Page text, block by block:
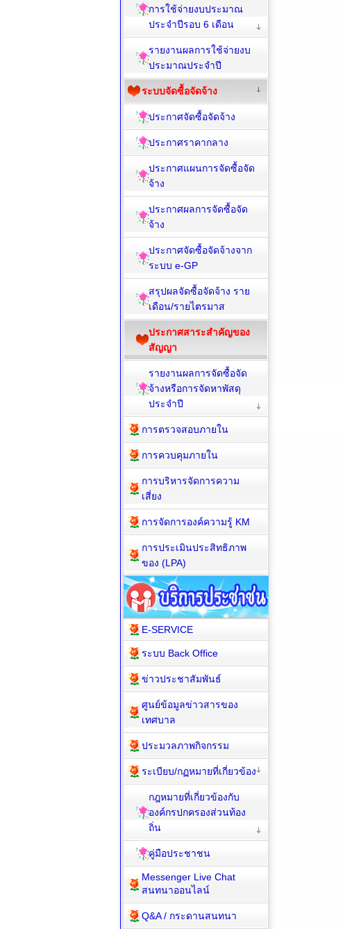
การใช้จ่ายงบประมาณ
ประจำปีรอบ 6 เดือน
รายงานผลการใช้จ่ายงบ
ประมาณประจำปี
ระบบจัดซื้อจัดจ้าง
ประกาศจัดซื้อจัดจ้าง
ประกาศราคากลาง
ประกาศแผนการจัดซื้อจัด
จ้าง
ประกาศผลการจัดซื้อจัด
จ้าง
ประกาศจัดซื้อจัดจ้างจาก
ระบบ e-GP
สรุปผลจัดซื้อจัดจ้าง ราย
เดือน/รายไตรมาส
ประกาศสาระสำคัญของ
สัญญา
รายงานผลการจัดซื้อจัด
จ้างหรือการจัดหาพัสดุ
ประจำปี
การตรวจสอบภายใน
การควบคุมภายใน
การบริหารจัดการความ
เสี่ยง
การจัดการองค์ความรู้ KM
การประเมินประสิทธิภาพ
ของ (LPA)
E-SERVICE
ระบบ Back Office
ข่าวประชาสัมพันธ์
ศูนย์ข้อมูลข่าวสารของ
เทศบาล
ประมวลภาพกิจกรรม
ระเบียบ/กฏหมายที่เกี่ยวข้อง
กฎหมายที่เกี่ยวข้องกับ
องค์กรปกครองส่วนท้อง
ถิ่น
คู่มือประชาชน
Messenger Live Chat
สนทนาออนไลน์
Q&A / กระดานสนทนา